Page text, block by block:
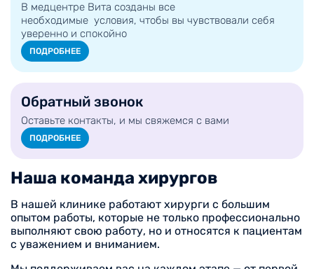
В медцентре Вита созданы все
необходимые условия, чтобы вы чувствовали себя
уверенно и спокойно
ПОДРОБНЕЕ
Обратный звонок
Оставьте контакты, и мы свяжемся с вами
ПОДРОБНЕЕ
Наша команда хирургов
В нашей клинике работают хирурги с большим
опытом работы, которые не только профессионально
выполняют свою работу, но и относятся к пациентам
с уважением и вниманием.